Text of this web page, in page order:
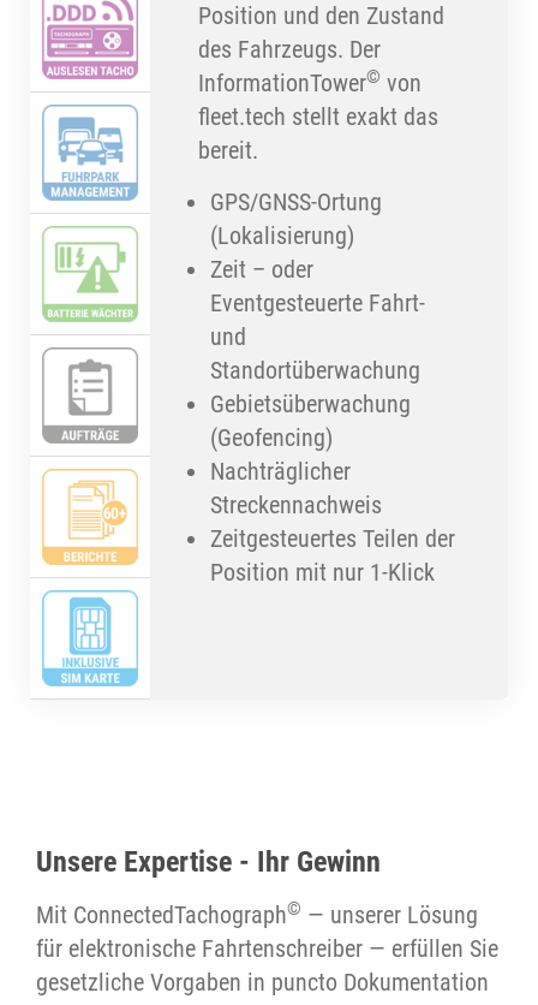
Position und den Zustand
des Fahrzeugs. Der
InformationTower© von
fleet.tech stellt exakt das
bereit.
GPS/GNSS-Ortung
(Lokalisierung)
Zeit – oder
Eventgesteuerte Fahrt-
und
Standortüberwachung
Gebietsüberwachung
(Geofencing)
Nachträglicher
Streckennachweis
Zeitgesteuertes Teilen der
Position mit nur 1-Klick
Unsere Expertise - Ihr Gewinn
Mit ConnectedTachograph© — unserer Lösung
für elektronische Fahrtenschreiber — erfüllen Sie
gesetzliche Vorgaben in puncto Dokumentation